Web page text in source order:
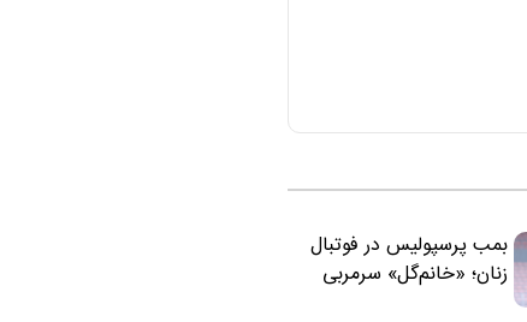
بمب پرسپولیس در فوتبال
زنان؛ «خانم‌گل» سرمربی